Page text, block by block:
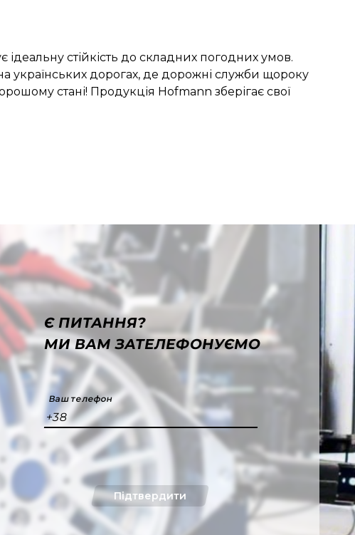
ідеальну стійкість до складних погодних умов.
українських дорогах, де дорожні служби щороку
стані! Продукція Hofmann зберігає свої
Є ПИТАННЯ?
МИ ВАМ ЗАТЕЛЕФОНУЄМО
Ваш телефон
+38
Підтвердити